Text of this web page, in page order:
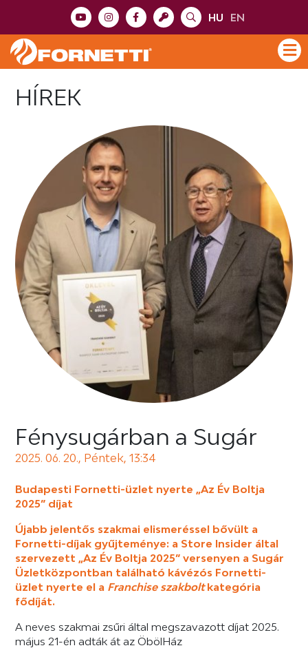
HU EN
HÍREK
Fénysugárban a Sugár
2025. 06. 20., Péntek, 13:34
Budapesti Fornetti-üzlet nyerte „Az Év Boltja
2025” díjat
Újabb jelentős szakmai elismeréssel bővült a
Fornetti-díjak gyűjteménye: a Store Insider által
szervezett „Az Év Boltja 2025” versenyen a Sugár
Üzletközpontban található kávézós Fornetti-
üzlet nyerte el a Franchise szakboltkategória
fődíját.
A neves szakmai zsűri által megszavazott díjat 2025.
május 21-én adták át az ÖbölHáz